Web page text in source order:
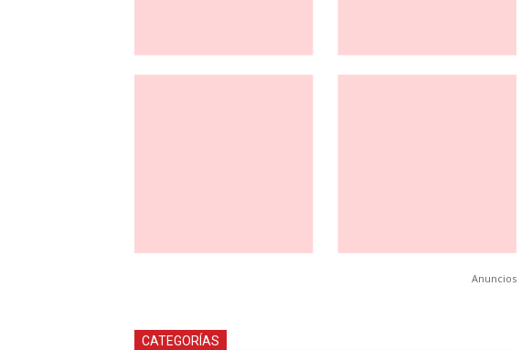
Anuncios
CATEGORÍAS